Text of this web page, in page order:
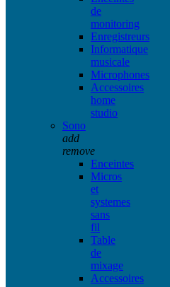
de
monitoring
Enregistreurs
Informatique
musicale
Microphones
Accessoires
home
studio
Sono
add
remove
Enceintes
Micros
et
systemes
sans
fil
Table
de
mixage
Accessoires